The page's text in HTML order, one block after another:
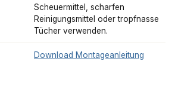
Scheuermittel, scharfen
Reinigungsmittel oder tropfnasse
Tücher verwenden.
Download Montageanleitung